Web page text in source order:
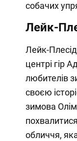
собачих
Лейк-
Лейк-
центрі гір
любителів
своєю
зимова
обличчя,